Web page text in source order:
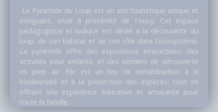
La Pyramide du Loup est un site touristique unique et
intriguant, situé à proximité de Toucy. Cet espace
pédagogique et ludique est dédié à la découverte du
loup, de son habitat et de son rôle dans l'écosystème.
La pyramide offre des expositions interactives, des
activités pour enfants, et des sentiers de découverte
en plein air. Elle est un lieu de sensibilisation à la
biodiversité et à la protection des espèces, tout en
offrant une expérience éducative et amusante pour
toute la famille.